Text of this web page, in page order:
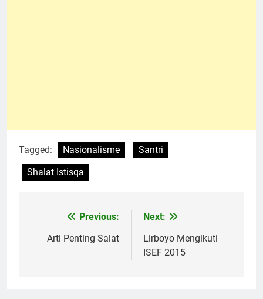
Tagged: Nasionalisme
Santri
Shalat Istisqa
Navigasi
pos
Previous:
Arti Penting Salat
Next:
Lirboyo Mengikuti
ISEF 2015